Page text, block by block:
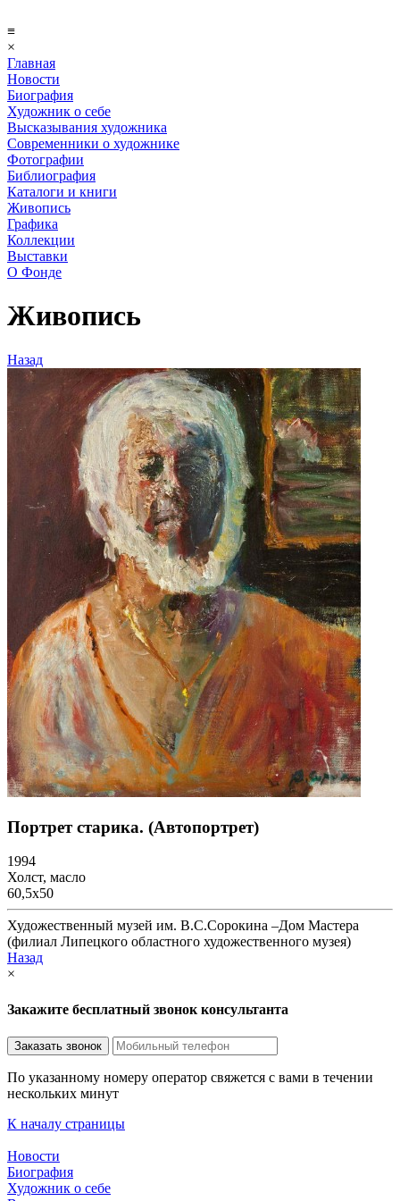
≡
×
Главная
Новости
Биография
Художник о себе
Выcказывания художника
Современники о художнике
Фотографии
Библиография
Каталоги и книги
Живопись
Графика
Коллекции
Выставки
О Фонде
Живопись
Назад
Портрет старика. (Автопортрет)
1994
Холст, масло
60,5х50
Художественный музей им. В.С.Сорокина –Дом Мастера
(филиал Липецкого областного художественного музея)
Назад
×
Закажите бесплатный звонок консультанта
По указанному номеру оператор свяжется с вами в течении
нескольких минут
К началу страницы
Новости
Биография
Художник о себе